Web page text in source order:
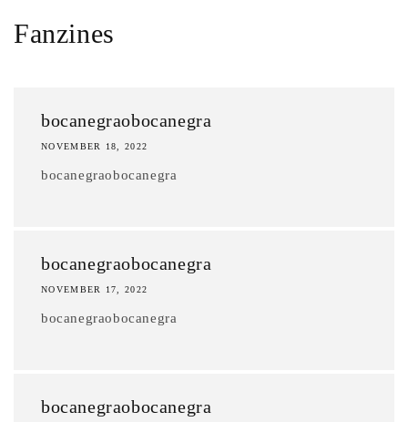
Fanzines
bocanegraobocanegra
NOVEMBER 18, 2022
bocanegraobocanegra
bocanegraobocanegra
NOVEMBER 17, 2022
bocanegraobocanegra
bocanegraobocanegra